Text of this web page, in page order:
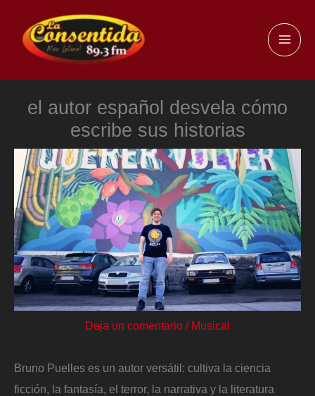
contenido
el autor español desvela cómo
escribe sus historias
Deja un comentario / Musical
Bruno Puelles es un autor versátil: cultiva la ciencia
ficción, la fantasía, el terror, la narrativa y la literatura